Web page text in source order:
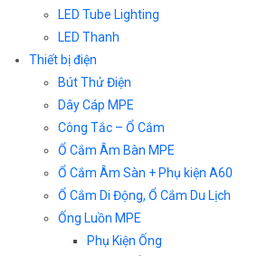
LED Tube Lighting
LED Thanh
Thiết bị điện
Bút Thử Điện
Dây Cáp MPE
Công Tắc – Ổ Cắm
Ổ Cắm Âm Bàn MPE
Ổ Cắm Âm Sàn + Phụ kiện A60
Ổ Cắm Di Động, Ổ Cắm Du Lịch
Ống Luồn MPE
Phụ Kiện Ống